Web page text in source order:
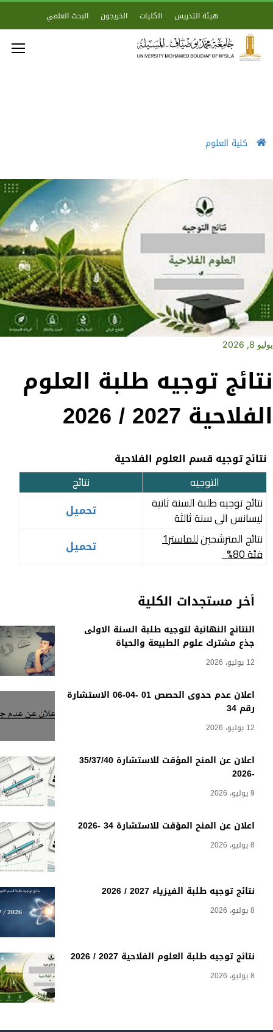
هيئة التدريس الكليات الخريجون البحث العلمي
كلية العلوم
أخر مستجدات الكلية
النتائج النهائية لتوجيه طلبة السنة الاولى
جذع مشترك علوم الطبيعة والحياة
12 يوليو، 2026
اعلان عدم حدوى الحصص 01 -04-06 الاستشارة
رقم 34
12 يوليو، 2026
اعلان عن المنح المؤقت للاستشارة 35/37/40
-2026
9 يوليو، 2026
اعلان عن المنح المؤقت للاستشارة 34 -2026
8 يوليو، 2026
نتائج توجيه طلبة الفيزياء 2027 / 2026
8 يوليو، 2026
نتائج توجيه طلبة العلوم الفلاحية 2027 / 2026
8 يوليو، 2026
يوليو 8, 2026
نتائج توجيه طلبة العلوم
الفلاحية 2027 / 2026
نتائج توجيه قسم العلوم الفلاحية
التوجيه
نتائج
نتائج توجيه طلبة السنة ثانية
ليسانس الى سنة ثالثة
تحميل
نتائج المترشحينللماستر1
فئة 80 % تحميل